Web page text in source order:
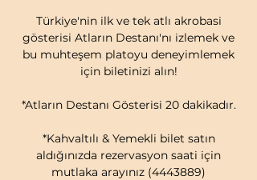
Türkiye'nin ilk ve tek atlı akrobasi
gösterisi Atların Destanı'nı izlemek ve
bu muhteşem platoyu deneyimlemek
için biletinizi alın!
*Atların Destanı Gösterisi 20 dakikadır.
*Kahvaltılı & Yemekli bilet satın
aldığınızda rezervasyon saati için
mutlaka arayınız (4443889)